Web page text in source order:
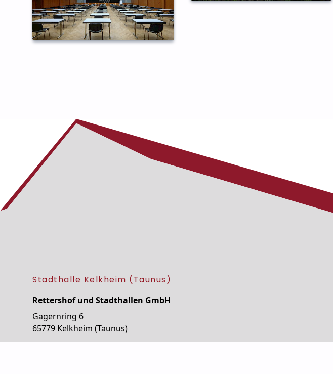
Stadthalle Kelkheim (Taunus)
Rettershof und Stadthallen GmbH
Gagernring 6
65779 Kelkheim (Taunus)
Telefon: 06195 803-210